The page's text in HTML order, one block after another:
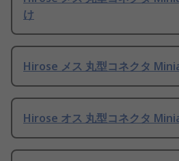
け
Hirose メス 丸型コネクタ
Hirose オス 丸型コネクタ